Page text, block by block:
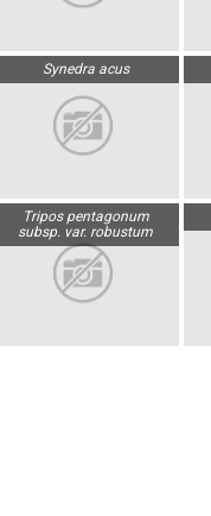
Synedra acus
Tripos pentagonum
subsp. var. robustum